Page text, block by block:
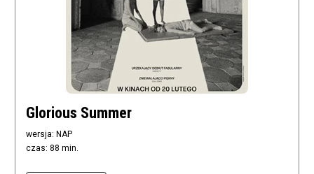
Glorious Summer
wersja: NAP
czas: 88 min.